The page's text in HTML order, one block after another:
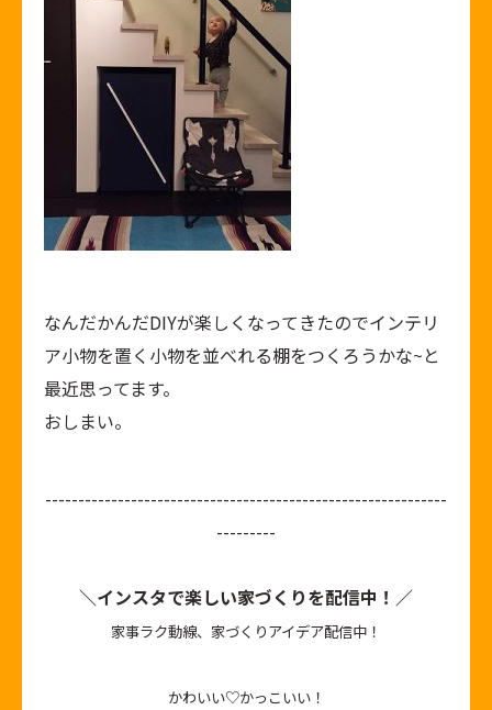
なんだかんだDIYが楽しくなってきたのでインテリ
ア小物を置く小物を並べれる棚をつくろうかな~と
最近思ってます。
おしまい。
-------------------------------------------------------------
---------
＼インスタで楽しい家づくりを配信中！／
家事ラク動線、家づくりアイデア配信中！
かわいい♡かっこいい！